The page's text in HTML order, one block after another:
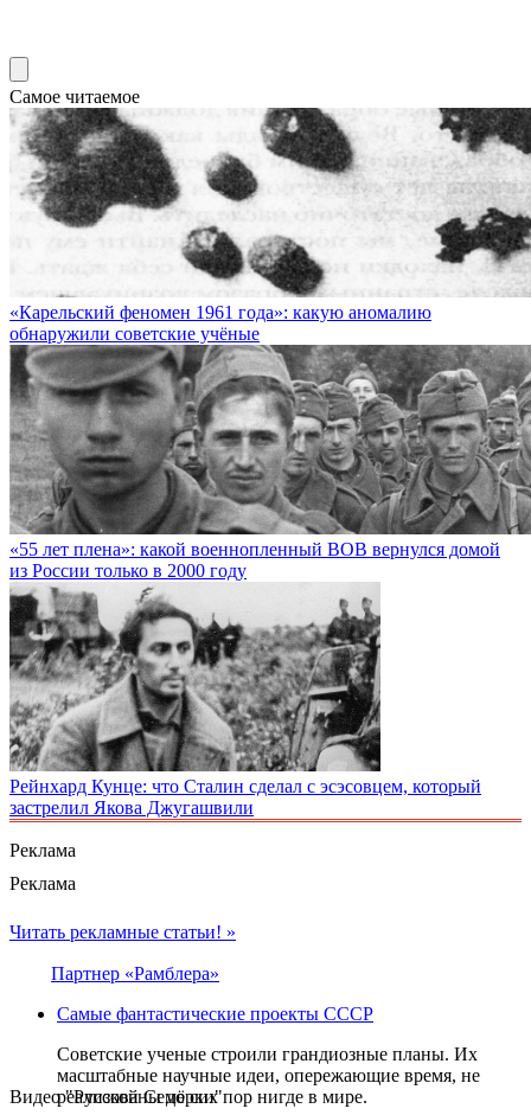
Самое читаемое
«Карельский феномен 1961 года»: какую аномалию
обнаружили советские учёные
«55 лет плена»: какой военнопленный ВОВ вернулся домой
из России только в 2000 году
Рейнхард Кунце: что Сталин сделал с эсэсовцем, который
застрелил Якова Джугашвили
Реклама
Реклама
Видео "Русской Семёрки"
Читать рекламные статьи! »
Партнер «Рамблера»
Самые фантастические проекты СССР
Советские ученые строили грандиозные планы. Их
масштабные научные идеи, опережающие время, не
реализованы до сих пор нигде в мире.